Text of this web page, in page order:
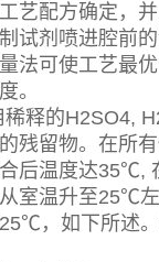
艺配方确定，
试剂喷进腔前
法可使工艺最
。
释的H2SO4,
残留物。在所
后温度达35℃,
室温升至25℃
，如下所述